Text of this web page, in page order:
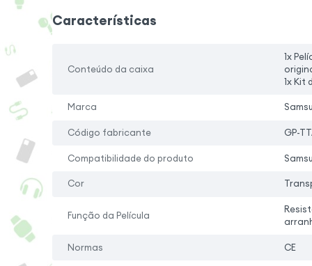
Características
Conteúdo da caixa
1x
1x Kit
Marca
Código fabricante GP-
Compatibilidade do produto
Cor
Função da Película
Normas CE